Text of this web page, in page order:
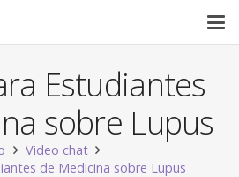
Estudiantes
sobre Lupus
Video chat
de Medicina sobre Lupus